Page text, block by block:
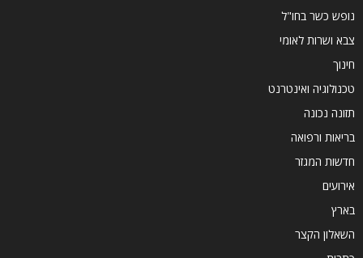
נופש כשר בחו"ל
צבא ושרות לאומי
חינוך
טכנולוגיה ואינטרנט
תזונה נכונה
בריאות ורפואה
חדשות המגזר
אירועים
בארץ
השאלון הקצר